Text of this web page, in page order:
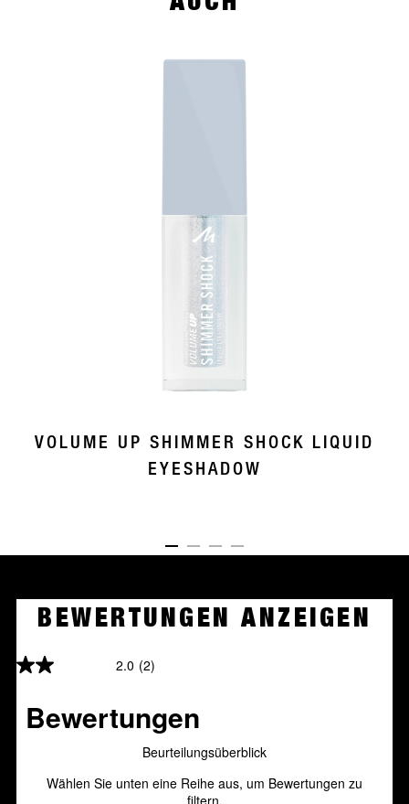
VOLUME UP SHIMMER SHOCK LIQUID
EYESHADOW
ITEM 01 (CURRENT SLIDE)
ITEM 02ITEM 03ITEM 04
BEWERTUNGEN ANZEIGEN
2.0 (2)
2.0
Bewertungen